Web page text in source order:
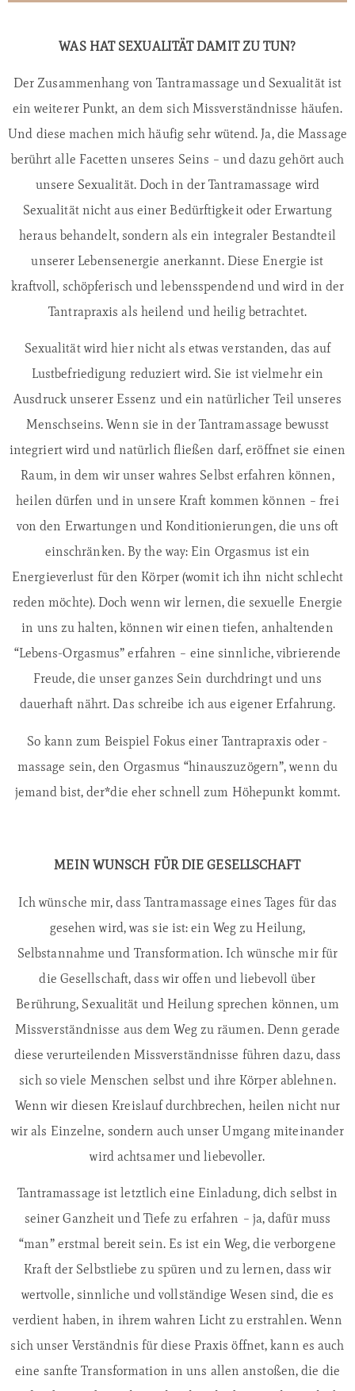
WAS HAT SEXUALITÄT DAMIT ZU TUN?
Der Zusammenhang von Tantramassage und Sexualität ist
ein weiterer Punkt, an dem sich Missverständnisse häufen.
Und diese machen mich häufig sehr wütend. Ja, die Massage
berührt alle Facetten unseres Seins – und dazu gehört auch
unsere Sexualität. Doch in der Tantramassage wird
Sexualität nicht aus einer Bedürftigkeit oder Erwartung
heraus behandelt, sondern als ein integraler Bestandteil
unserer Lebensenergie anerkannt. Diese Energie ist
kraftvoll, schöpferisch und lebensspendend und wird in der
Tantrapraxis als heilend und heilig betrachtet.
Sexualität wird hier nicht als etwas verstanden, das auf
Lustbefriedigung reduziert wird. Sie ist vielmehr ein
Ausdruck unserer Essenz und ein natürlicher Teil unseres
Menschseins. Wenn sie in der Tantramassage bewusst
integriert wird und natürlich fließen darf, eröffnet sie einen
Raum, in dem wir unser wahres Selbst erfahren können,
heilen dürfen und in unsere Kraft kommen können – frei
von den Erwartungen und Konditionierungen, die uns oft
einschränken. By the way: Ein Orgasmus ist ein
Energieverlust für den Körper (womit ich ihn nicht schlecht
reden möchte). Doch wenn wir lernen, die sexuelle Energie
in uns zu halten, können wir einen tiefen, anhaltenden
“Lebens-Orgasmus” erfahren – eine sinnliche, vibrierende
Freude, die unser ganzes Sein durchdringt und uns
dauerhaft nährt. Das schreibe ich aus eigener Erfahrung.
So kann zum Beispiel Fokus einer Tantrapraxis oder -
massage sein, den Orgasmus “hinauszuzögern”, wenn du
jemand bist, der*die eher schnell zum Höhepunkt kommt.
MEIN WUNSCH FÜR DIE GESELLSCHAFT
Ich wünsche mir, dass Tantramassage eines Tages für das
gesehen wird, was sie ist: ein Weg zu Heilung,
Selbstannahme und Transformation. Ich wünsche mir für
die Gesellschaft, dass wir offen und liebevoll über
Berührung, Sexualität und Heilung sprechen können, um
Missverständnisse aus dem Weg zu räumen. Denn gerade
diese verurteilenden Missverständnisse führen dazu, dass
sich so viele Menschen selbst und ihre Körper ablehnen.
Wenn wir diesen Kreislauf durchbrechen, heilen nicht nur
wir als Einzelne, sondern auch unser Umgang miteinander
wird achtsamer und liebevoller.
Tantramassage ist letztlich eine Einladung, dich selbst in
seiner Ganzheit und Tiefe zu erfahren – ja, dafür muss
“man” erstmal bereit sein. Es ist ein Weg, die verborgene
Kraft der Selbstliebe zu spüren und zu lernen, dass wir
wertvolle, sinnliche und vollständige Wesen sind, die es
verdient haben, in ihrem wahren Licht zu erstrahlen. Wenn
sich unser Verständnis für diese Praxis öffnet, kann es auch
eine sanfte Transformation in uns allen anstoßen, die die